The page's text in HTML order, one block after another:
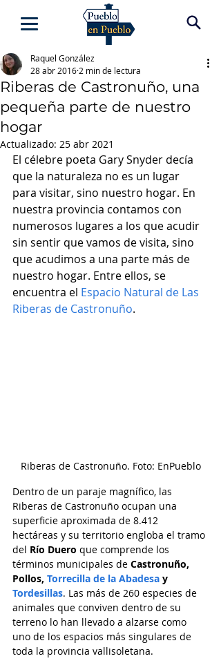
Riberas de Castronuño, una
pequeña parte de nuestro
hogar
Raquel González
28 abr 2016 2 min de lectura
Actualizado: 25 abr 2021
El célebre poeta Gary Snyder decía
que la naturaleza no es un lugar
para visitar, sino nuestro hogar. En
nuestra provincia contamos con
numerosos lugares a los que acudir
sin sentir que vamos de visita, sino
que acudimos a una parte más de
nuestro hogar. Entre ellos, se
encuentra el Espacio Natural de Las
Riberas de Castronuño.
Riberas de Castronuño. Foto: EnPueblo
Dentro de un paraje magnífico, las
Riberas de Castronuño ocupan una
superficie aproximada de 8.412
hectáreas y su territorio engloba el tramo
del Río Duero que comprende los
términos municipales de Castronuño,
Pollos, Torrecilla de la Abadesa y
Tordesillas. Las más de 260 especies de
animales que conviven dentro de su
terreno lo han llevado a alzarse como
uno de los espacios más singulares de
toda la provincia vallisoletana.